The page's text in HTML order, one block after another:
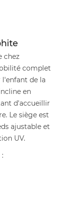
chez
complet
de la
en
d'accueillir
Le siège est
ajustable et
UV.